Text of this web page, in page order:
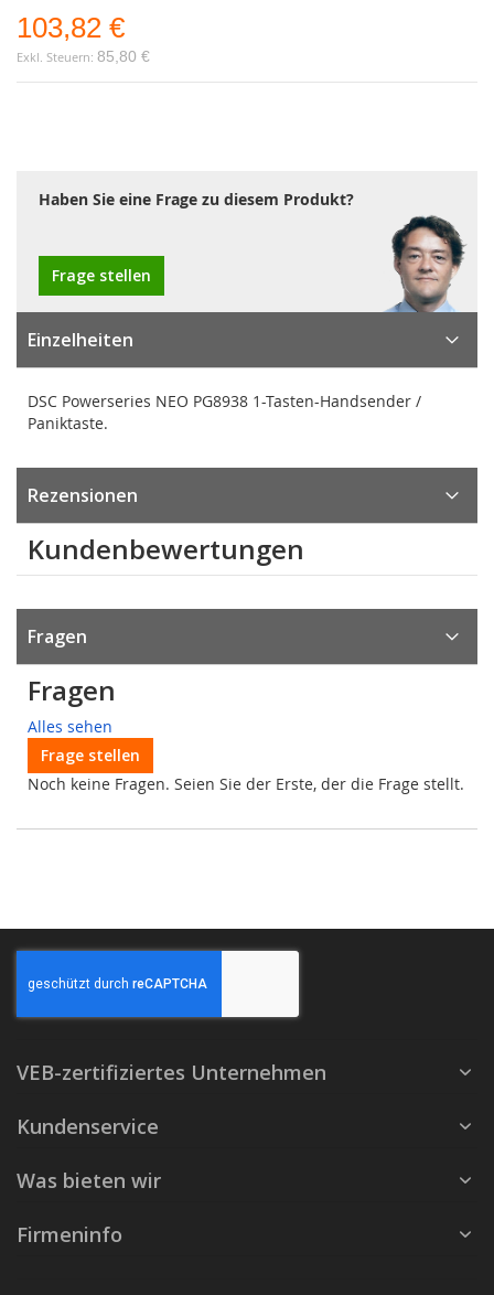
103,82 €
85,80 €
Haben Sie eine Frage zu diesem Produkt?
Frage stellen
Einzelheiten
DSC Powerseries NEO PG8938 1-Tasten-Handsender /
Paniktaste.
Rezensionen
Kundenbewertungen
Fragen
Fragen
Alles sehen
Frage stellen
Noch keine Fragen. Seien Sie der Erste, der die Frage stellt.
VEB-zertifiziertes Unternehmen
Kundenservice
Was bieten wir
Firmeninfo